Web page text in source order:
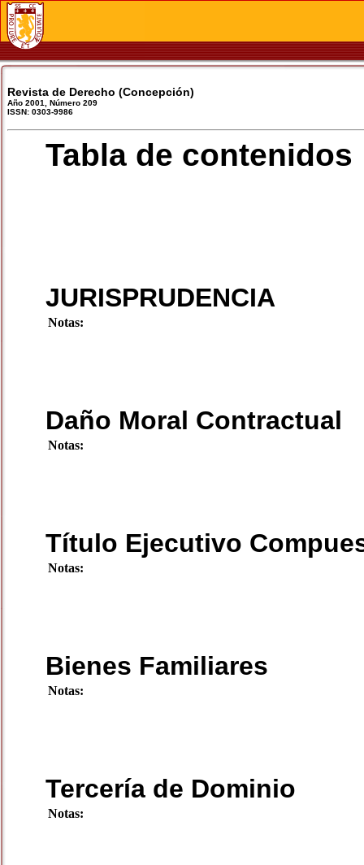
Revista de Derecho (Concepción)
Año 2001, Número 209
ISSN: 0303-9986
Tabla de contenidos
JURISPRUDENCIA
Notas:
Daño Moral Contractual
Notas:
Título Ejecutivo
Notas:
Bienes Familiares
Notas:
Tercería de Dominio
Notas: